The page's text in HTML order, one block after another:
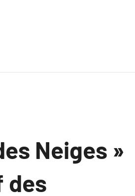
Neiges »
des